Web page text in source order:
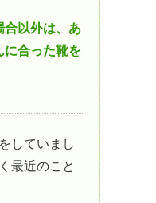
合以外は、あ
に合った靴を
していまし
最近のこと